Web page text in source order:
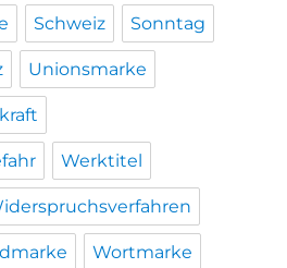
Schweiz Sonntag
Unionsmarke
Werktitel
Wortmarke